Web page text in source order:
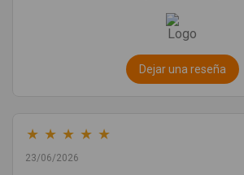
Dejar una reseña
★ ★ ★ ★ ★
23/06/2026